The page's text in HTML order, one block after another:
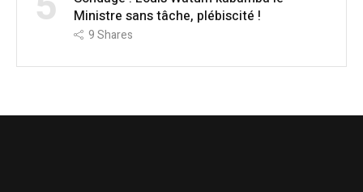
Ministre sans tâche, plébiscité !
9Shares